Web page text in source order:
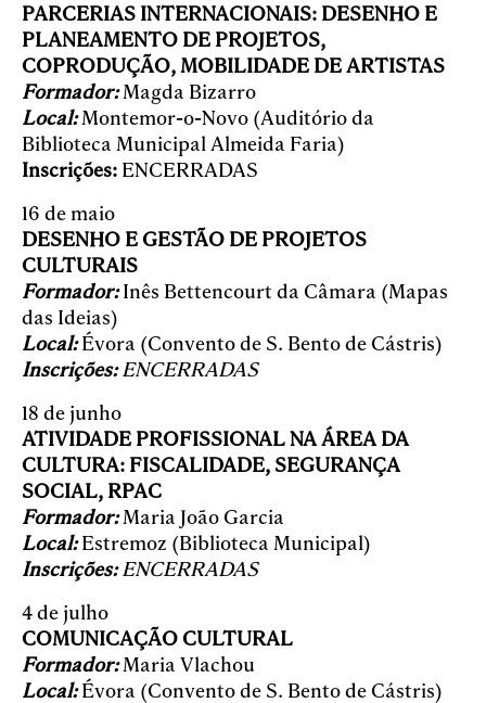
PARCERIAS INTERNACIONAIS: DESENHO E
PLANEAMENTO DE PROJETOS,
COPRODUÇÃO, MOBILIDADE DE ARTISTAS
Formador:Magda Bizarro
Local:Montemor-o-Novo (Auditório da
Biblioteca Municipal Almeida Faria)
Inscrições: ENCERRADAS
16 de maio
DESENHO E GESTÃO DE PROJETOS
CULTURAIS
Formador:Inês Bettencourt da Câmara (Mapas
das Ideias)
Local:Évora (Convento de S. Bento de Cástris)
Inscrições:ENCERRADAS
18 de junho
ATIVIDADE PROFISSIONAL NA ÁREA DA
CULTURA: FISCALIDADE, SEGURANÇA
SOCIAL, RPAC
Formador:Maria João Garcia
Local:Estremoz (Biblioteca Municipal)
Inscrições:ENCERRADAS
4 de julho
COMUNICAÇÃO CULTURAL
Formador:Maria Vlachou
Local:Évora (Convento de S. Bento de Cástris)